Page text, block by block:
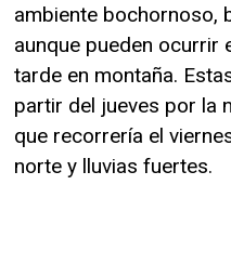
ambiente bochornoso,
aunque pueden ocurrir
tarde en montaña.
partir del jueves por la
que recorrería el
norte y lluvias fuertes.